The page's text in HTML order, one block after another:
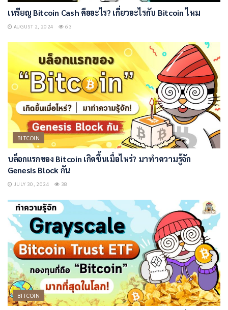
เหรียญ Bitcoin Cash คืออะไร? เกี่ยวอะไรกับ Bitcoin ไหม
AUGUST 2, 2024 63
BITCOIN
บล็อกแรกของ Bitcoin เกิดขึ้นเมื่อไหร่? มาทำความรู้จัก
Genesis Block กัน
JULY 30, 2024 38
BITCOIN